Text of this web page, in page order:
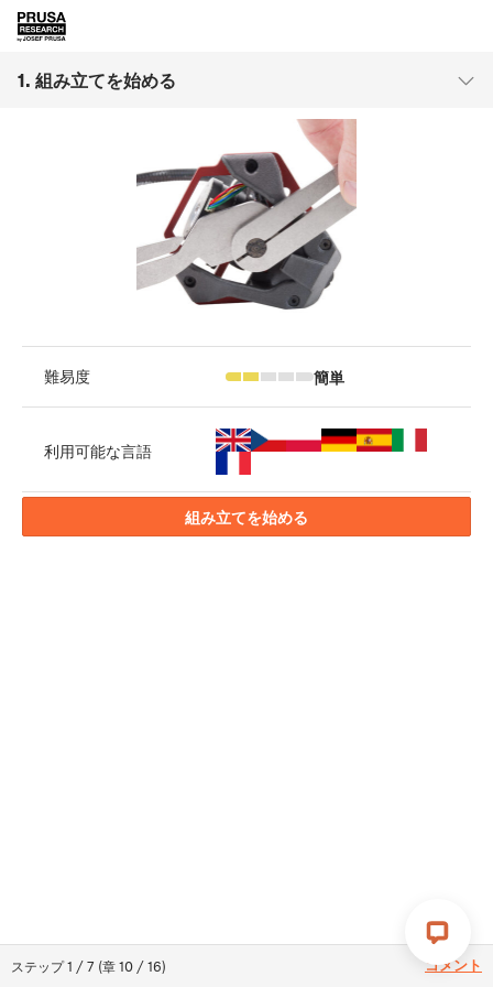
1. 組み立てを始める
ステップ1 /7 (章10 /16) コメント
難易度 簡単
利用可能な言語
組み立てを始める